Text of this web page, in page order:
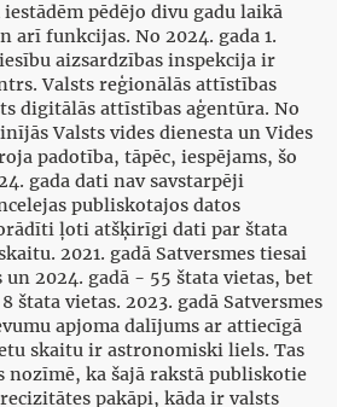
pēdējo divu gadu laikā
arī funkcijas. No 2024. gada 1.
aizsardzības inspekcija ir
Valsts reģionālās attīstības
digitālās attīstības aģentūra. No
Valsts vides dienesta un Vides
padotība, tāpēc, iespējams, šo
gada dati nav savstarpēji
publiskotajos datos
ļoti atšķirīgi dati par štata
2021. gadā Satversmes tiesai
2024. gadā - 55 štata vietas, bet
štata vietas. 2023. gadā Satversmes
apjoma dalījums ar attiecīgā
skaitu ir astronomiski liels. Tas
nozīmē, ka šajā rakstā publiskotie
pakāpi, kāda ir valsts